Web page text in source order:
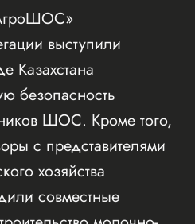
выступили
Казахстана
безопасность
ШОС. Кроме того,
с представителями
хозяйства
совместные